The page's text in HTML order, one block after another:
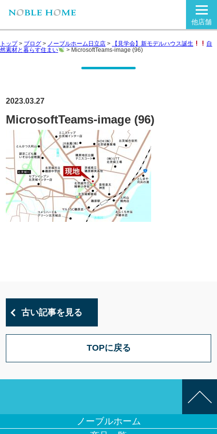
他店舗
トップ> ブログ > ノーブルホーム日立店 > 【見学会】新モデルハウス誕生
自
然素材と暮らす住まい
> MicrosoftTeams-image (96)
2023.03.27
MicrosoftTeams-image (96)
古い記事を見る
TOPに戻る
ノーブルホーム